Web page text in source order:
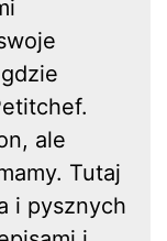
ale
Tutaj
i pysznych